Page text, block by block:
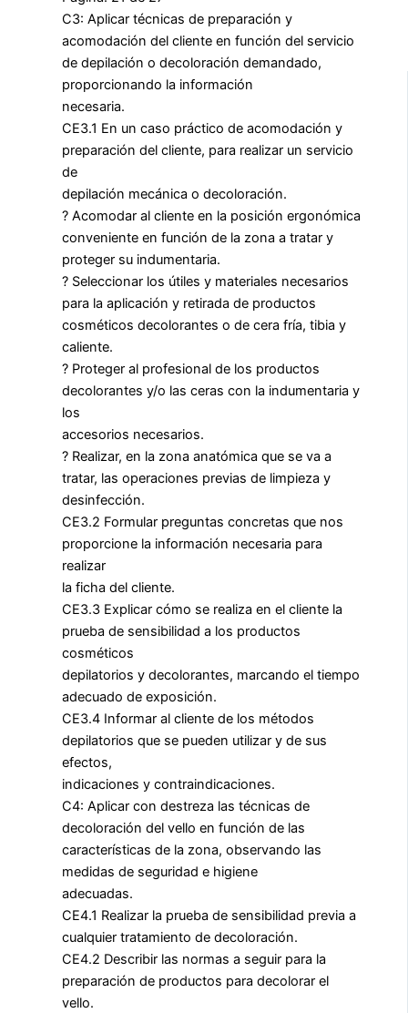
C3: Aplicar técnicas de preparación y
acomodación del cliente en función del servicio
de depilación o decoloración demandado,
proporcionando la información
necesaria.
CE3.1 En un caso práctico de acomodación y
preparación del cliente, para realizar un servicio
de
depilación mecánica o decoloración.
? Acomodar al cliente en la posición ergonómica
conveniente en función de la zona a tratar y
proteger su indumentaria.
? Seleccionar los útiles y materiales necesarios
para la aplicación y retirada de productos
cosméticos decolorantes o de cera fría, tibia y
caliente.
? Proteger al profesional de los productos
decolorantes y/o las ceras con la indumentaria y
los
accesorios necesarios.
? Realizar, en la zona anatómica que se va a
tratar, las operaciones previas de limpieza y
desinfección.
CE3.2 Formular preguntas concretas que nos
proporcione la información necesaria para
realizar
la ficha del cliente.
CE3.3 Explicar cómo se realiza en el cliente la
prueba de sensibilidad a los productos
cosméticos
depilatorios y decolorantes, marcando el tiempo
adecuado de exposición.
CE3.4 Informar al cliente de los métodos
depilatorios que se pueden utilizar y de sus
efectos,
indicaciones y contraindicaciones.
C4: Aplicar con destreza las técnicas de
decoloración del vello en función de las
características de la zona, observando las
medidas de seguridad e higiene
adecuadas.
CE4.1 Realizar la prueba de sensibilidad previa a
cualquier tratamiento de decoloración.
CE4.2 Describir las normas a seguir para la
preparación de productos para decolorar el
vello.